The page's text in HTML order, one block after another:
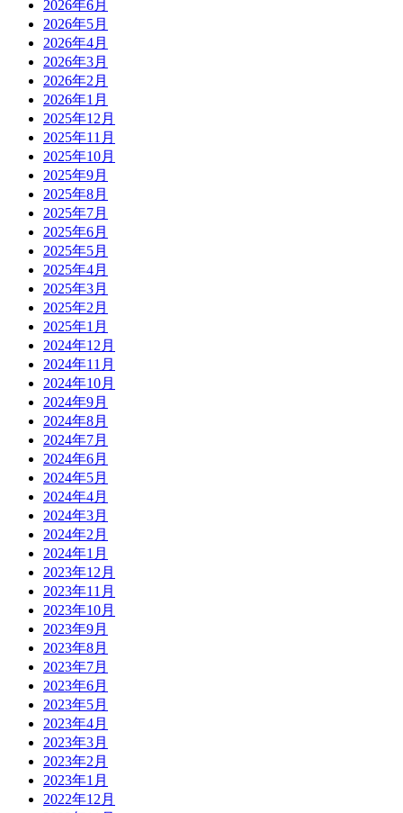
2026年6月
2026年5月
2026年4月
2026年3月
2026年2月
2026年1月
2025年12月
2025年11月
2025年10月
2025年9月
2025年8月
2025年7月
2025年6月
2025年5月
2025年4月
2025年3月
2025年2月
2025年1月
2024年12月
2024年11月
2024年10月
2024年9月
2024年8月
2024年7月
2024年6月
2024年5月
2024年4月
2024年3月
2024年2月
2024年1月
2023年12月
2023年11月
2023年10月
2023年9月
2023年8月
2023年7月
2023年6月
2023年5月
2023年4月
2023年3月
2023年2月
2023年1月
2022年12月